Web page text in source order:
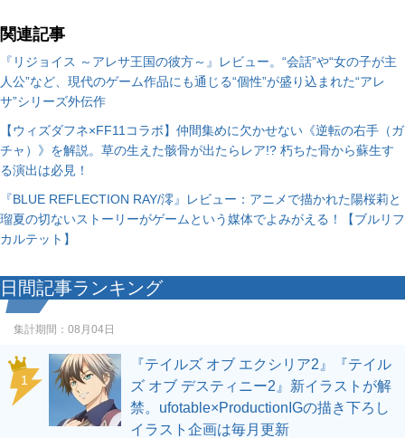
関連記事
『リジョイス ～アレサ王国の彼方～』レビュー。“会話”や“女の子が主
人公”など、現代のゲーム作品にも通じる“個性”が盛り込まれた“アレ
サ”シリーズ外伝作
【ウィズダフネ×FF11コラボ】仲間集めに欠かせない《逆転の右手（ガ
チャ）》を解説。草の生えた骸骨が出たらレア!? 朽ちた骨から蘇生す
る演出は必見！
『BLUE REFLECTION RAY/澪』レビュー：アニメで描かれた陽桜莉と
瑠夏の切ないストーリーがゲームという媒体でよみがえる！【ブルリフ
カルテット】
日間記事ランキング
集計期間： 08月04日
1
『テイルズ オブ エクシリア2』『テイル
ズ オブ デスティニー2』新イラストが解
禁。ufotable×ProductionIGの描き下ろし
イラスト企画は毎月更新